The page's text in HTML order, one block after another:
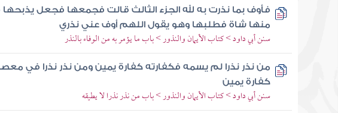
فأوف بما نذرت به لله الجزء الثالث قالت فجمعها فجعل يذبحها
منها شاة فطلبها وهو يقول اللهم أوف عني نذري
سنن أبي داود > كتاب الأيمان والنذور > باب ما يؤمر به من الوفاء بالنذر
من نذر نذرا لم يسمه فكفارته كفارة يمين ومن نذر نذرا في
كفارة يمين
سنن أبي داود > كتاب الأيمان والنذور > باب من نذر نذرا لا يطيقه